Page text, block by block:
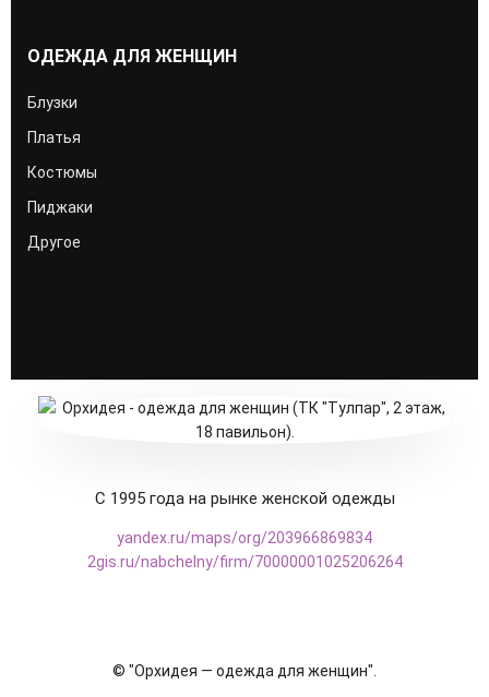
ОДЕЖДА ДЛЯ ЖЕНЩИН
Блузки
Платья
Костюмы
Пиджаки
Другое
С 1995 года на рынке женской одежды
yandex.ru/maps/org/203966869834
2gis.ru/nabchelny/firm/70000001025206264
© "Орхидея — одежда для женщин".